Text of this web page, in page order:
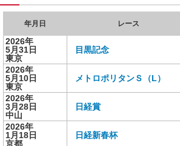
年月日 レース
2026年
5月31日
東京
目黒記念
2026年
5月10日
東京
メトロポリタンＳ（L）
2026年
3月28日
中山
日経賞
2026年
1月18日
京都
日経新春杯